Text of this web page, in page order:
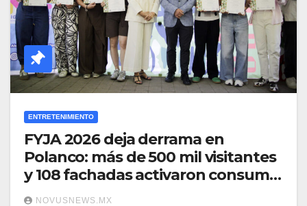
ENTRETENIMIENTO
FYJA 2026 deja derrama en
Polanco: más de 500 mil visitantes
y 108 fachadas activaron consumo
local
NOVUSNEWS.MX